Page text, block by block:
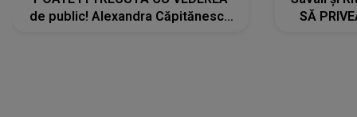
de public! Alexandra Căpitănescu
SĂ